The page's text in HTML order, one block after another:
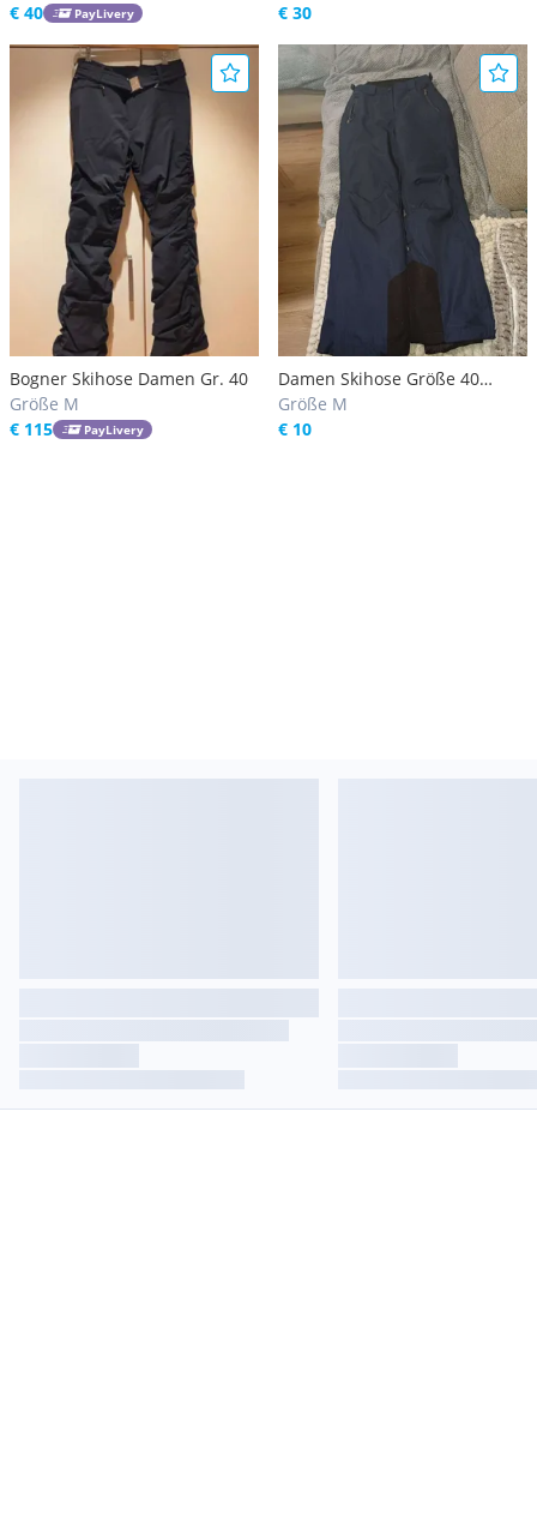
€ 40
PayLivery
€ 30
Bogner Skihose Damen Gr. 40
Größe M
€ 115
PayLivery
Damen Skihose Größe 40
dunkelblau
Größe M
€ 10